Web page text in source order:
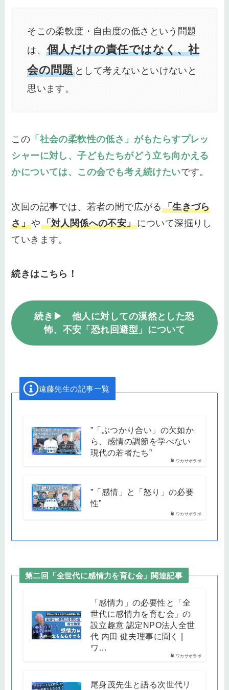
そこの柔軟度・自由度の低さという問題
は、個人だけの責任ではなく、社
会の問題として考えないといけないと
思います。
この 「社会の柔軟性の低さ」がもたらすプレッ
シャーに対し、子どもたちがどう立ち向かえる
かについては、この会でも考え続けたいです。
次回の記事では、若者の間で広がる 「生きづら
さ」や「対人関係への不安」について深掘りし
ていきます。
続きはこちら！
続き▶ 他人に対しての漠然とした恐
怖、不安「恐れ回避型」について
遠藤先生の記事一覧
ワカサポラボ
”「ぶつかり合い」の欠如か
ら、感情の調節を学べない
現代の若者たち”
ワカサポラボ
”「感情」と「怒り」の必要
性”
第二回「全世代に感情力を育む会」関連記事
ワカサポラボ
「感情力」の必要性と「全
世代に感情力を育む会」の
設立趣意 認定NPO法人全世
代 内田 健夫理事に聞く |
ワ…
尾身茂先生と語る次世代リ